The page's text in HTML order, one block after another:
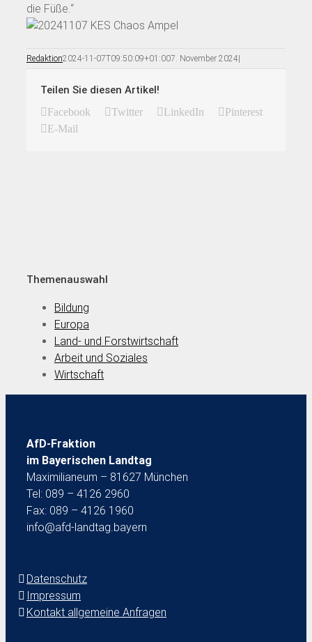
die Füße.“
Redaktion2024-11-07T09:50:09+01:007. November 2024|
Teilen Sie diesen Artikel!
Facebook Twitter LinkedIn
Pinterest
E-Mail
Themenauswahl
Bildung
Europa
Land- und Forstwirtschaft
Arbeit und Soziales
Wirtschaft
AfD-Fraktion
im Bayerischen Landtag
Maximilianeum – 81627 München
Tel: 089 – 4126 2960
Fax: 089 – 4126 1960
info@afd-landtag.bayern
Datenschutz
Impressum
Kontakt allgemeine Anfragen